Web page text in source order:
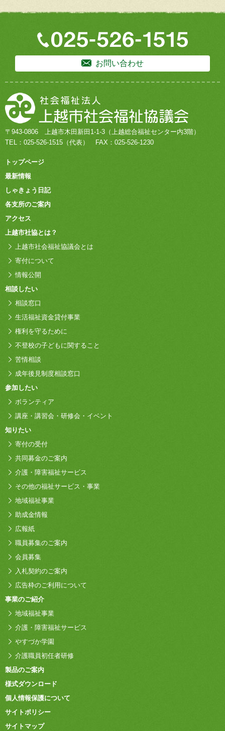
お問い合わせ
〒943-0806 上越市木田新田1-1-3 （上越総合福祉センター内3階）
TEL： 025-526-1515 （代表） FAX：025-526-1230
トップページ
最新情報
しゃきょう日記
各支所のご案内
アクセス
上越市社協とは？
上越市社会福祉協議会とは
寄付について
情報公開
相談したい
相談窓口
生活福祉資金貸付事業
権利を守るために
不登校の子どもに関すること
苦情相談
成年後見制度相談窓口
参加したい
ボランティア
講座・講習会・研修会・イベント
知りたい
寄付の受付
共同募金のご案内
介護・障害福祉サービス
その他の福祉サービス・事業
地域福祉事業
助成金情報
広報紙
職員募集のご案内
会員募集
入札契約のご案内
広告枠のご利用について
事業のご紹介
地域福祉事業
介護・障害福祉サービス
やすづか学園
介護職員初任者研修
製品のご案内
様式ダウンロード
個人情報保護について
サイトポリシー
サイトマップ